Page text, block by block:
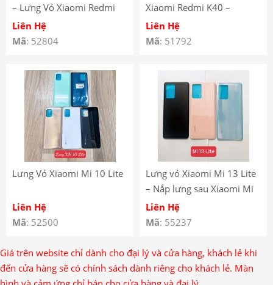
– Lưng Vỏ Xiaomi Redmi
Note 10.5G – Xiaomi
Redmi Note 10 5G Back
Liên Hệ
Mã: 52804
Xiaomi Redmi K40 –
Xiaomi Redmi K40 Full
Body Housing
Liên Hệ
Mã: 51792
Lưng Vỏ Xiaomi Mi 10 Lite
Liên Hệ
Mã: 52500
Lưng vỏ Xiaomi Mi 13 Lite
– Nắp lưng sau Xiaomi Mi
13 Lite
Liên Hệ
Mã: 55237
Giá trên website chỉ dành cho đại lý và cửa hàng, khách lẻ khi
đến cửa hàng sẽ có chính sách dành riêng cho khách lẻ. Màn